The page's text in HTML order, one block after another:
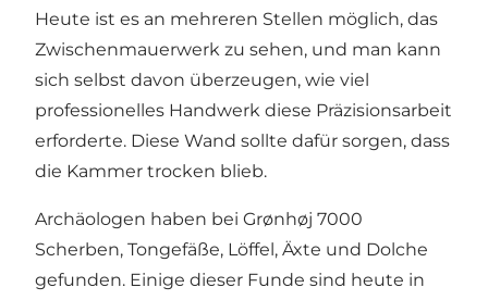
Heute ist es an mehreren Stellen möglich, das
Zwischenmauerwerk zu sehen, und man kann
sich selbst davon überzeugen, wie viel
professionelles Handwerk diese Präzisionsarbeit
erforderte. Diese Wand sollte dafür sorgen, dass
die Kammer trocken blieb.
Archäologen haben bei Grønhøj 7000
Scherben, Tongefäße, Löffel, Äxte und Dolche
gefunden. Einige dieser Funde sind heute in